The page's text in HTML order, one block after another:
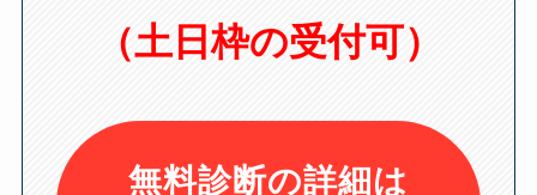
（土日枠の受付可）
無料診断の詳細は